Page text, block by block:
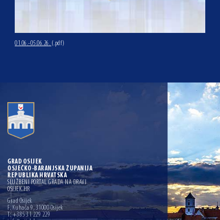
01.06.-05.06.26. (.pdf)
GRAD OSIJEK
OSJEČKO-BARANJSKA ŽUPANIJA
REPUBLIKA HRVATSKA
SLUŽBENI PORTAL GRADA NA DRAVI
OSIJEK.HR
Grad Osijek
F. Kuhača 9, 31000 Osijek
T: +385 31 229 229